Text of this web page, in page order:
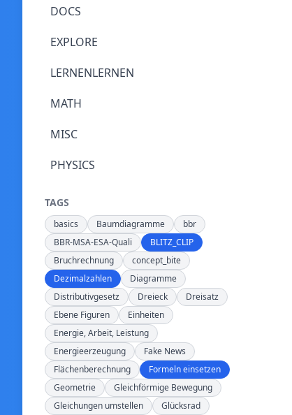
DOCS
EXPLORE
LERNENLERNEN
MATH
MISC
PHYSICS
TAGS
basics Baumdiagramme
bbr
BBR-MSA-ESA-Quali
BLITZ_CLIP
Bruchrechnung
concept_bite
Dezimalzahlen
Diagramme
Distributivgesetz
Dreieck
Dreisatz
Ebene Figuren
Einheiten
Energie, Arbeit, Leistung
Energieerzeugung
Fake News
Flächenberechnung
Formeln einsetzen
Geometrie
Gleichförmige Bewegung
Gleichungen umstellen
Glücksrad